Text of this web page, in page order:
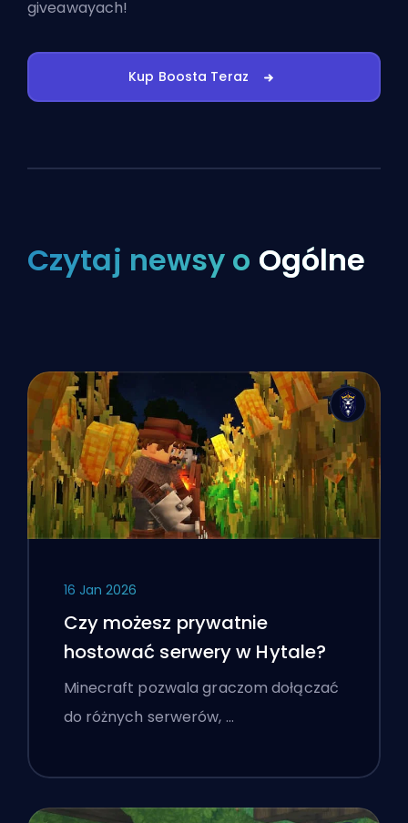
giveawayach!
Kup Boosta Teraz
Czytaj newsy o Ogólne
16 Jan 2026
Czy możesz prywatnie
hostować serwery w Hytale?
Minecraft pozwala graczom dołączać
do różnych serwerów, …